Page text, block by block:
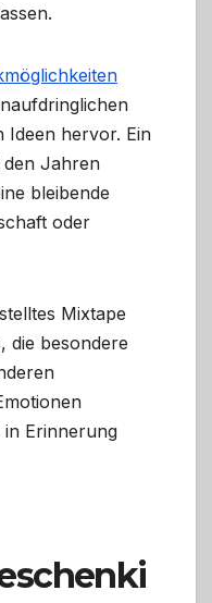
Ideen hervor. Ein
den Jahren
bleibende
oder
Mixtape
die besondere
Erinnerung